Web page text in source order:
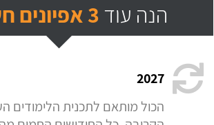
הנה עוד 3 אפיונים חשובים
2027
הכול מותאם לתכנית הלימודים